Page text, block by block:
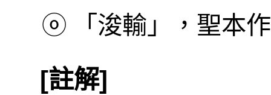
ⓞ
「浚輸」，聖本
[註解]